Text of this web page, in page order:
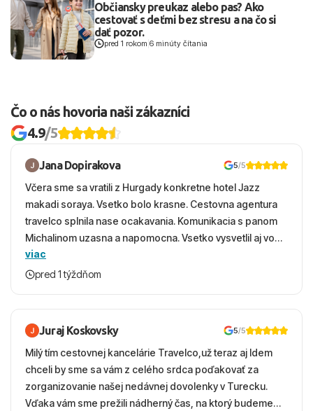
Občiansky preukaz alebo pas? Ako
cestovať s deťmi bez stresu a na čo si
dať pozor.
pred 1 rokom 6 minúty čítania
Čo o nás hovoria naši zákazníci
4.9/5
Jana Dopirakova 5/5
Včera sme sa vratili z Hurgady konkretne hotel Jazz
makadi soraya. Vsetko bolo krasne. Cestovna agentura
travelco splnila nase ocakavania. Komunikacia s panom
Michalinom uzasna a napomocna. Vsetko vysvetlil aj vo
vecernych hodinach zaco sa ospravedlnujem. Hotel
krasny, cisty. Sluzby top. Strava, prostredie, more,
viac
pred 1 týždňom
Juraj Koskovsky 5/5
Milý tím cestovnej kancelárie Travelco,už teraz aj Idem
chceli by sme sa vám z celého srdca poďakovať za
zorganizovanie našej nedávnej dovolenky v Turecku.
Vďaka vám sme prežili nádherný čas, na ktorý budeme